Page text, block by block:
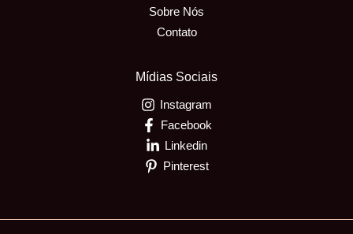
Sobre Nós
Contato
Mídias Sociais
Instagram
Facebook
Linkedin
Pinterest